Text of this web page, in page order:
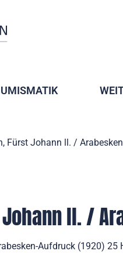
Fürst Johann ll. /
ll. /
Aufdruck (1920) 25